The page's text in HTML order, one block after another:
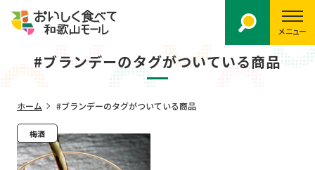
メニュー
#ブランデーのタグがついている商品
ホーム #ブランデーのタグがついている商品
梅酒